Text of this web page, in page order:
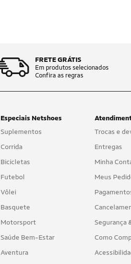
FRETE GRÁTIS
Em produtos selecionados
Confira as regras
Especiais Netshoes
Suplementos
Corrida
Bicicletas
Futebol
Vôlei
Basquete
Motorsport
Saúde Bem-Estar
Aventura
Trocas e
Entregas
Minha
Meus
Segurança
Como